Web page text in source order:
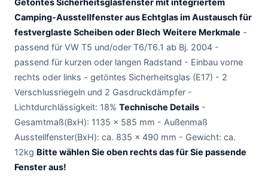
Camping-Ausstellfenster aus Echtglas im Austausch für
festverglaste Scheiben oder Blech Weitere Merkmale -
passend für VW T5 und/oder T6/T6.1 ab Bj. 2004 -
passend für kurzen oder langen Radstand - Einbau vorne
rechts oder links - getöntes Sicherheitsglas (E17) - 2
Verschlussriegeln und 2 Gasdruckdämpfer -
Lichtdurchlässigkeit: 18% Technische Details -
Gesamtmaß(BxH): 1135 x 585 mm - Außenmaß
Ausstellfenster(BxH): ca. 835 x 490 mm - Gewicht: ca.
12kg Bitte wählen Sie oben rechts das für Sie passende
Fenster aus!